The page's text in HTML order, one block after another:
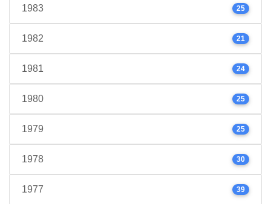
1983 25
1982 21
1981 24
1980 25
1979 25
1978 30
1977 39